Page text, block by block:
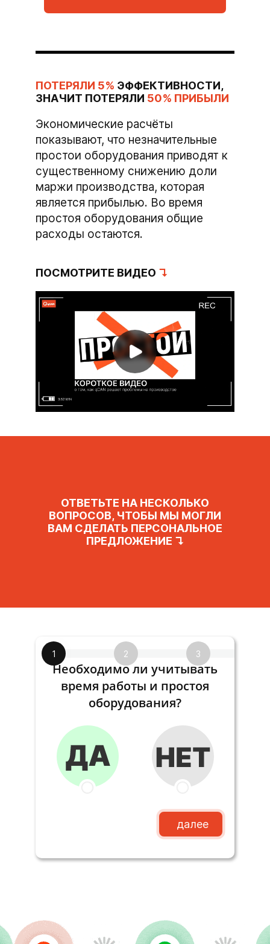
ПОТЕРЯЛИ 5% ЭФФЕКТИВНОСТИ,
ЗНАЧИТ ПОТЕРЯЛИ 50% ПРИБЫЛИ
Экономические расчёты
показывают, что незначительные
простои оборудования приводят к
существенному снижению доли
маржи производства, которая
является прибылью. Во время
простоя оборудования общие
расходы остаются.
ПОСМОТРИТЕ ВИДЕО ↴
ОТВЕТЬТЕ НА НЕСКОЛЬКО
ВОПРОСОВ, ЧТОБЫ МЫ МОГЛИ
ВАМ СДЕЛАТЬ ПЕРСОНАЛЬНОЕ
ПРЕДЛОЖЕНИЕ ↴
1 2 3
Необходимо ли учитывать
время работы и простоя
оборудования?
далее